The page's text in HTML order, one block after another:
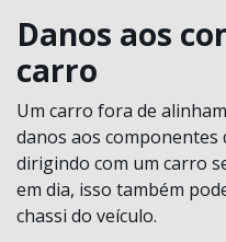
Danos aos
carro
Um carro fora de
danos aos componentes
dirigindo com um carro
em dia, isso também
chassi do veículo.